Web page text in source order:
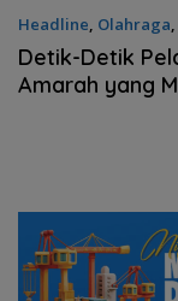
Headline, Olahraga,
Detik-Detik
Amarah yang